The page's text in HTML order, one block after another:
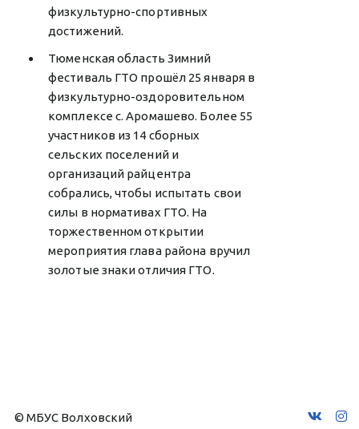
физкультурно-спортивных
достижений.
Тюменская область Зимний
фестиваль ГТО прошёл 25 января в
физкультурно-оздоровительном
комплексе с. Аромашево. Более 55
участников из 14 сборных
сельских поселений и
организаций райцентра
собрались, чтобы испытать свои
силы в нормативах ГТО. На
торжественном открытии
мероприятия глава района вручил
золотые знаки отличия ГТО.
© МБУС Волховский